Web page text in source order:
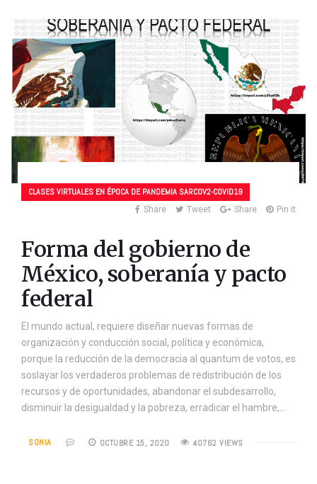
CLASES VIRTUALES EN ÉPOCA DE PANDEMIA SARCOV2-COVID19
Share Tweet Share Pin it
Forma del gobierno de
México, soberanía y pacto
federal
El mundo actual, requiere diseñar nuevas formas de
organización y conducción social, política y económica,
porque la reducción de la democracia al quantum de votos, es
soslayar los verdaderos problemas de redistribución de los
recursos y de oportunidades, abandonar el subdesarrollo,
disminuir la desigualdad y la pobreza, erradicar el hambre,…
SONIA OCTUBRE 15, 2020 40762 VIEWS